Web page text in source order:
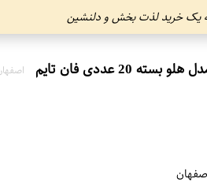
یک خرید لذت بخش و دلنشین
20 عددی فان تایم